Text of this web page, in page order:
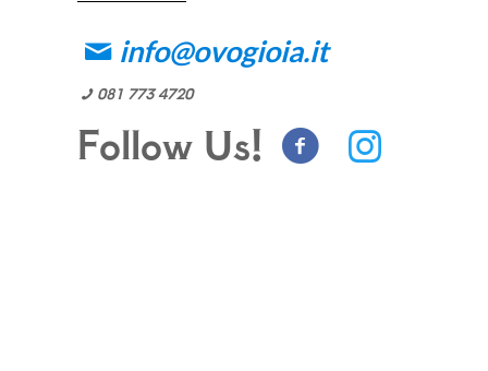
info@ovogioia.it
081 773 4720
Follow Us!